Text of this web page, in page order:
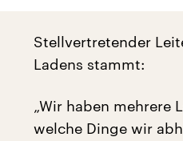
Stellvertretender
Ladens stammt:
„Wir haben mehrere
welche Dinge wir